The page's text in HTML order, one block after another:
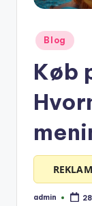
Posted
in
Blog
Køb
Posted
admin